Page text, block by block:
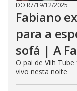
DO R7/19/12/2025
Fabiano
para a
sofá | A
O pai de Viih
vivo nesta noite